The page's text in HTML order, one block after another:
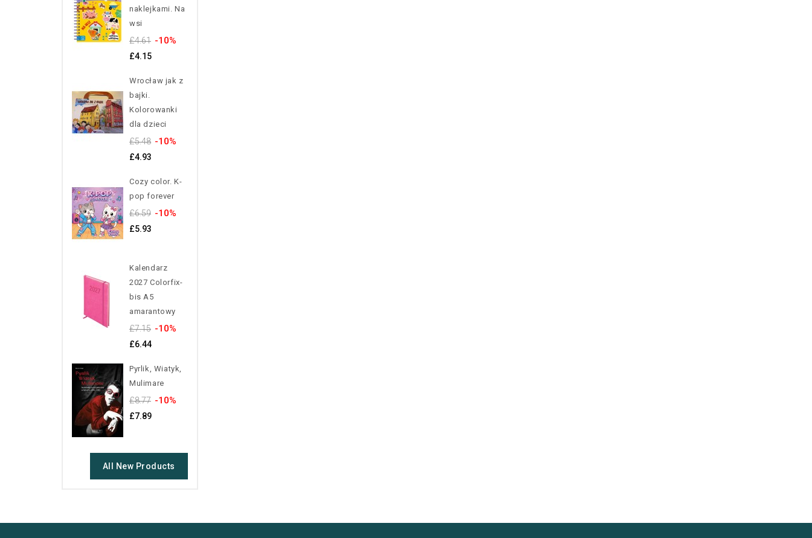
naklejkami. Na
wsi
£4.61 -10%
£4.15
Wrocław jak z
bajki.
Kolorowanki
dla dzieci
£5.48 -10%
£4.93
Cozy color. K-
pop forever
£6.59 -10%
£5.93
Kalendarz
2027 Colorfix-
bis A5
amarantowy
£7.15 -10%
£6.44
Pyrlik, Wiatyk,
Mulimare
£8.77 -10%
£7.89
All New Products